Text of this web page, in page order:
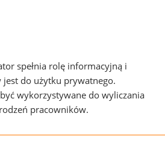
spełnia rolę informacyjną i
jest do użytku prywatnego.
wykorzystywane do wyliczania
pracowników.